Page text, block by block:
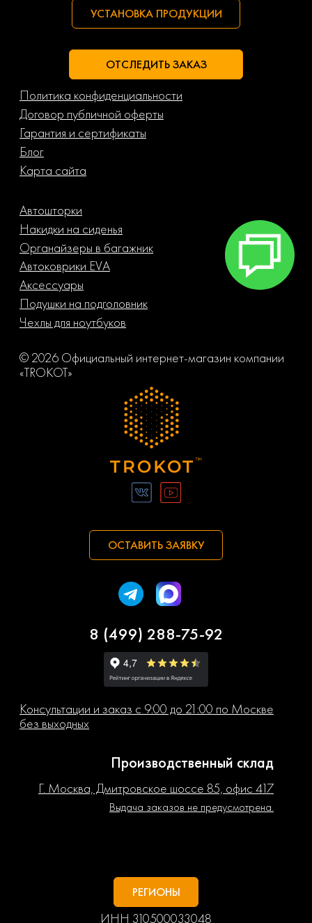
УСТАНОВКА ПРОДУКЦИИ
ОТСЛЕДИТЬ ЗАКАЗ
Политика конфиденциальности
Договор публичной оферты
Гарантия и сертификаты
Блог
Карта сайта
Автошторки
Накидки на сиденья
Органайзеры в багажник
Автоковрики EVA
Аксессуары
Подушки на подголовник
Чехлы для ноутбуков
© 2026 Официальный интернет-магазин компании
«TROKOT»
ОСТАВИТЬ ЗАЯВКУ
8 (499) 288-75-92
Консультации и заказ с 9:00 до 21:00 по Москве
без выходных
Производственный склад
Г. Москва, Дмитровское шоссе 85, офис 417
Выдача заказов не предусмотрена.
РЕГИОНЫ
ИНН 310500033048